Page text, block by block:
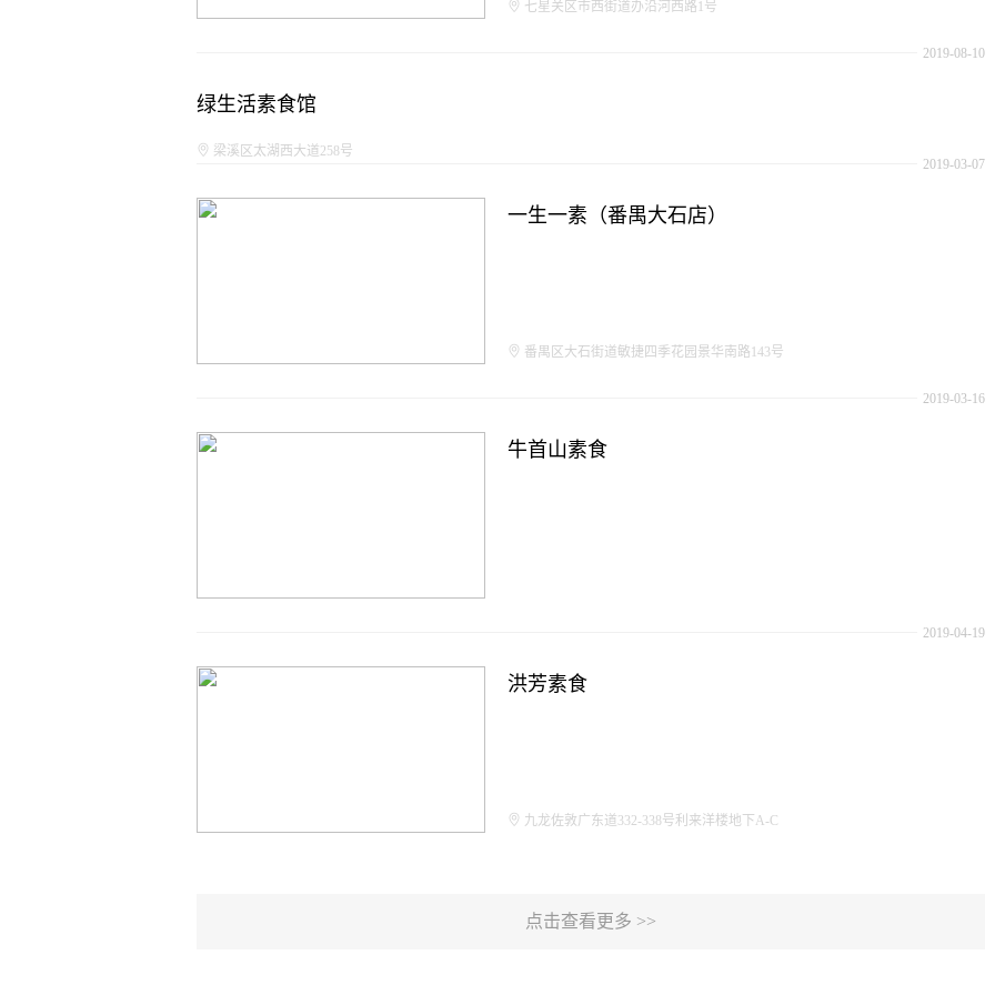
七星关区市西街道办沿河西路1号
2019-08-10
绿生活素食馆
梁溪区太湖西大道258号
2019-03-07
一生一素（番禺大石店）
番禺区大石街道敏捷四季花园景华南路143号
2019-03-16
牛首山素食
2019-04-19
洪芳素食
九龙佐敦广东道332-338号利来洋楼地下A-C
点击查看更多 >>